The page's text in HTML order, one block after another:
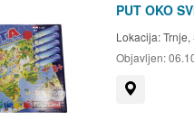
PUT OKO
Lokacija:Trnje,
Objavljen: